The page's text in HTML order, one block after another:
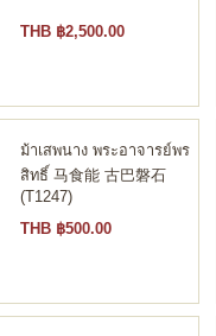
THB ฿2,500.00
ม้าเสพนาง พระอาจารย์พร
สิทธิ์ 马食能 古巴磐石
(T1247)
THB ฿500.00